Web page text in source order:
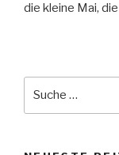
die kleine Mai,